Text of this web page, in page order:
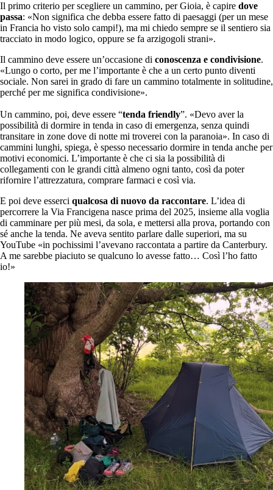
Il primo criterio per scegliere un cammino, per Gioia, è capire dove
passa: «Non significa che debba essere fatto di paesaggi (per un mese
in Francia ho visto solo campi!), ma mi chiedo sempre se il sentiero sia
tracciato in modo logico, oppure se fa arzigogoli strani».
Il cammino deve essere un’occasione di conoscenza e condivisione.
«Lungo o corto, per me l’importante è che a un certo punto diventi
sociale. Non sarei in grado di fare un cammino totalmente in solitudine,
perché per me significa condivisione».
Un cammino, poi, deve essere “tenda friendly”. «Devo aver la
possibilità di dormire in tenda in caso di emergenza, senza quindi
transitare in zone dove di notte mi troverei con la paranoia». In caso di
cammini lunghi, spiega, è spesso necessario dormire in tenda anche per
motivi economici. L’importante è che ci sia la possibilità di
collegamenti con le grandi città almeno ogni tanto, così da poter
rifornire l’attrezzatura, comprare farmaci e così via.
E poi deve esserci qualcosa di nuovo da raccontare. L’idea di
percorrere la Via Francigena nasce prima del 2025, insieme alla voglia
di camminare per più mesi, da sola, e mettersi alla prova, portando con
sé anche la tenda. Ne aveva sentito parlare dalle superiori, ma su
YouTube «in pochissimi l’avevano raccontata a partire da Canterbury.
A me sarebbe piaciuto se qualcuno lo avesse fatto… Così l’ho fatto
io!»